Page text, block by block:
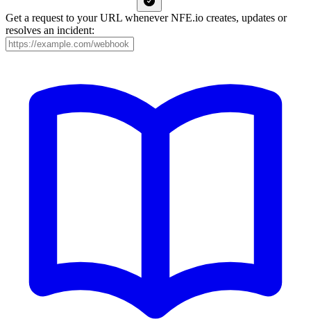
Get a request to your URL whenever NFE.io creates, updates or
resolves an incident: